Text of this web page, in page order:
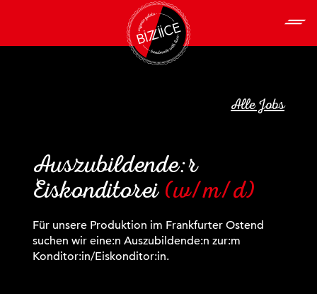
Alle Jobs
Auszubildende:r
Eiskonditorei(w/m/d)
Für unsere Produktion im Frankfurter Ostend
suchen wir eine:n Auszubildende:n zur:m
Konditor:in/Eiskonditor:in.